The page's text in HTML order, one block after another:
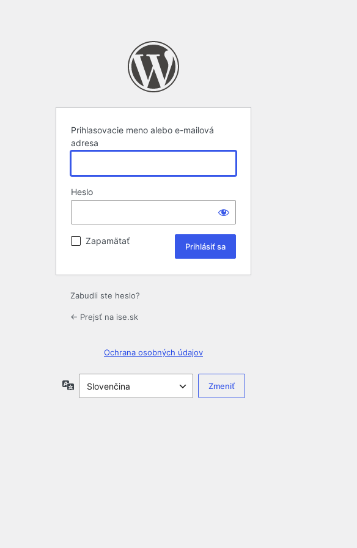
Prihlasovacie meno alebo e-mailová
adresa
Heslo
Zapamätať
Zabudli ste heslo?
← Prejsť na ise.sk
Ochrana osobných údajov
Jazyk